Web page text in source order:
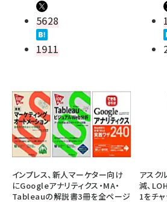
5628
1911
インプレス、新人マーケター向け
にGoogleアナリティクス・MA・
Tableauの解説書3冊を全ページ
アスク
減、
1をチャ